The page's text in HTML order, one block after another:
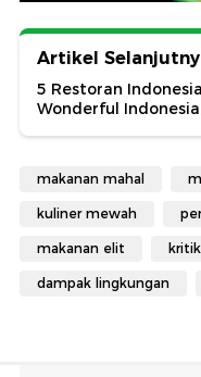
Artikel
5 Restoran
Wonderful
makanan mahal
kuliner mewah
makanan elit
dampak lingkungan